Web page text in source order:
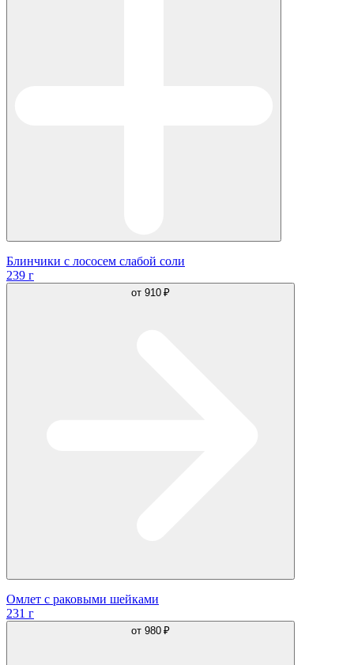
Блинчики с лососем слабой соли
239 г
от 910 ₽
Омлет с раковыми шейками
231 г
от 980 ₽